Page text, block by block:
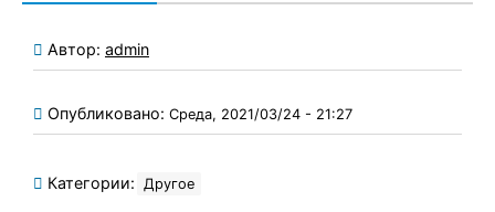
Автор: admin
Опубликовано: Среда, 2021/03/24 - 21:27
Категории: Другое